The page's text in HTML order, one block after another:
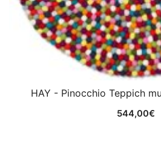
HAY - Pinocchio Teppich
544,00€